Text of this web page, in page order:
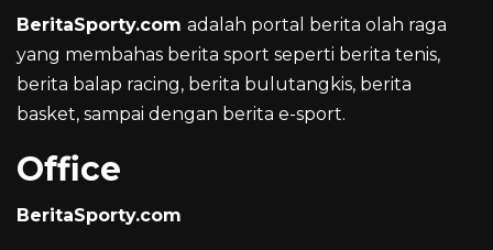
BeritaSporty.com adalah portal berita olah raga
yang membahas berita sport seperti berita tenis,
berita balap racing, berita bulutangkis, berita
basket, sampai dengan berita e-sport.
Office
BeritaSporty.com